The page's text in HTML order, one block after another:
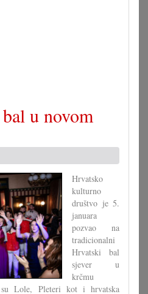
u novom
Hrvatsko
kulturno
društvo je 5.
januara
pozvao na
tradicionalni
Hrvatski bal
sjever u
krčmu
Lole, Pleteri kot i hrvatska